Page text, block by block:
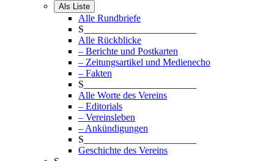
Als Liste
Alle Rundbriefe
S_______________________
Alle Rückblicke
– Berichte und Postkarten
– Zeitungsartikel und Medienecho
– Fakten
S_______________________
Alle Worte des Vereins
– Editorials
– Vereinsleben
– Ankündigungen
S_______________________
Geschichte des Vereins